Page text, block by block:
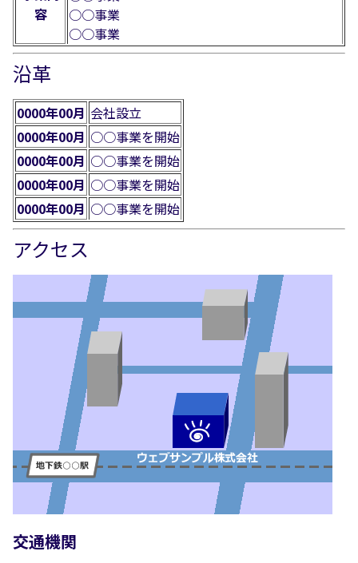
容
○○事業
○○事業
沿革
0000年00月 会社設立
0000年00月 ○○事業を開始
0000年00月 ○○事業を開始
0000年00月 ○○事業を開始
0000年00月 ○○事業を開始
アクセス
交通機関